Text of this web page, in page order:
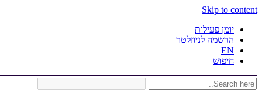
Skip to content
יומן פעילות
הרשמה לניוזלטר
EN
חיפוש